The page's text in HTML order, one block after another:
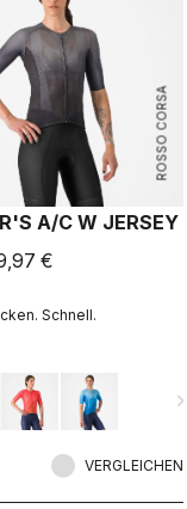
ROSSO CORSA
A/C W JERSEY
€
Schnell.
VERGLEICHEN